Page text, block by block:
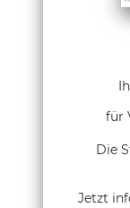
für
Die
Jetzt